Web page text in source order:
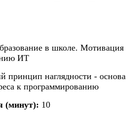
в школе. Мотивация
ИТ
принцип наглядности - основа
к программированию
(минут): 10